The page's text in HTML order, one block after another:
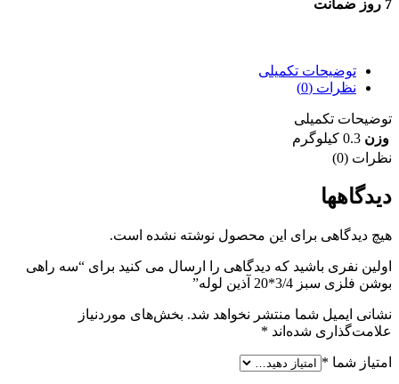
7 روز ضمانت
توضیحات تکمیلی
نظرات (0)
توضیحات تکمیلی
وزن 0.3 کیلوگرم
نظرات (0)
دیدگاهها
هیچ دیدگاهی برای این محصول نوشته نشده است.
اولین نفری باشید که دیدگاهی را ارسال می کنید برای “سه راهی
بوشن فلزی سبز 3/4*20 آذین لوله”
نشانی ایمیل شما منتشر نخواهد شد. بخش‌های موردنیاز
علامت‌گذاری شده‌اند *
امتیاز شما *